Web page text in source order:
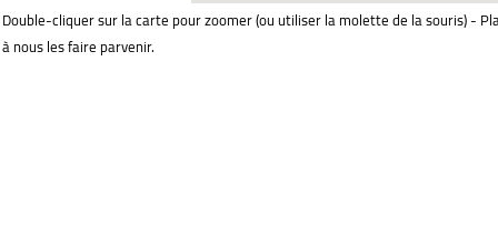
Double-cliquer sur la carte pour zoomer (ou utiliser la molette de la souris) -
à nous les faire parvenir.